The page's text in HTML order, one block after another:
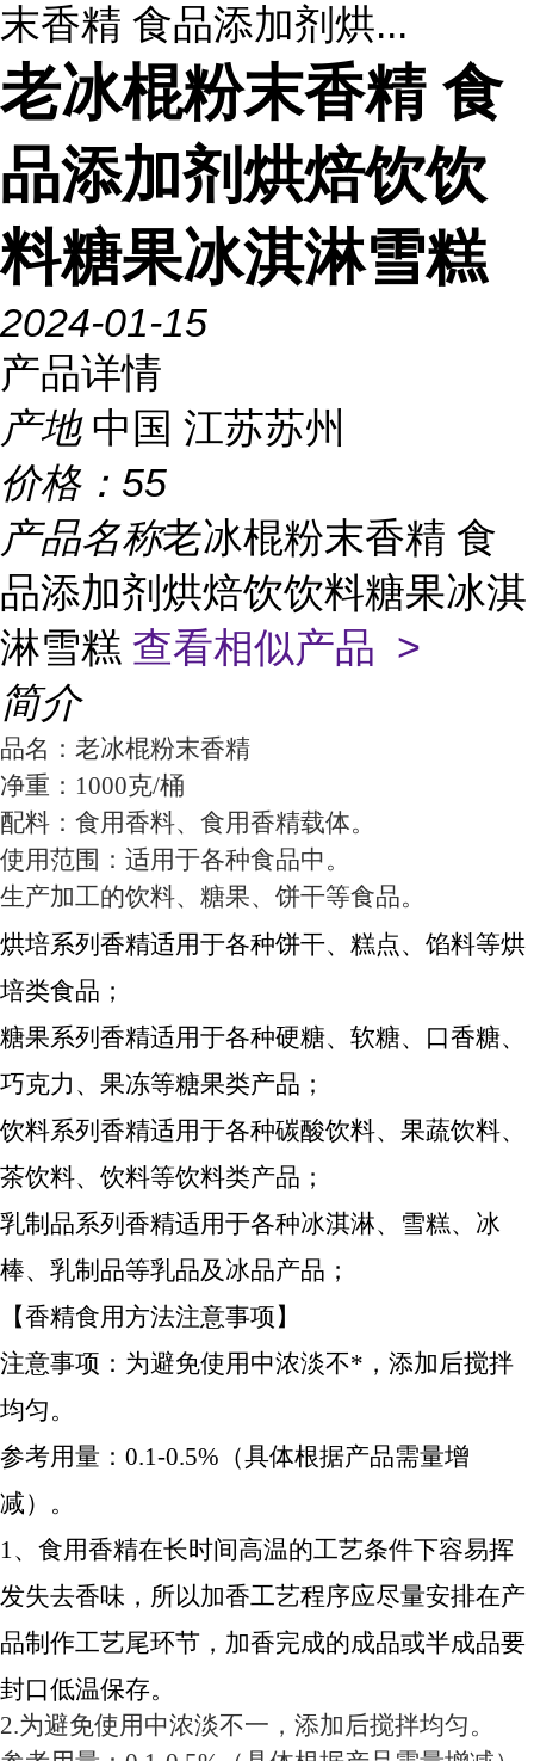
末香精 食品添加剂烘...
老冰棍粉末香精 食
品添加剂烘焙饮饮
料糖果冰淇淋雪糕
2024-01-15
产品详情
产地 中国 江苏苏州
价格： 55
产品名称老冰棍粉末香精 食
品添加剂烘焙饮饮料糖果冰淇
淋雪糕 查看相似产品 >
简介
品名：老冰棍粉末香精
净重：1000克/桶
配料：食用香料、食用香精载体。
使用范围：适用于各种食品中。
生产加工的饮料、糖果、饼干等食品。
烘培系列香精适用于各种饼干、糕点、馅料等烘
培类食品；
糖果系列香精适用于各种硬糖、软糖、口香糖、
巧克力、果冻等糖果类产品；
饮料系列香精适用于各种碳酸饮料、果蔬饮料、
茶饮料、饮料等饮料类产品；
乳制品系列香精适用于各种冰淇淋、雪糕、冰
棒、乳制品等乳品及冰品产品；
【香精食用方法注意事项】
注意事项：为避免使用中浓淡不*，添加后搅拌
均匀。
参考用量：0.1-0.5%（具体根据产品需量增
减）。
1、食用香精在长时间高温的工艺条件下容易挥
发失去香味，所以加香工艺程序应尽量安排在产
品制作工艺尾环节，加香完成的成品或半成品要
封口低温保存。
2.为避免使用中浓淡不一，添加后搅拌均匀。